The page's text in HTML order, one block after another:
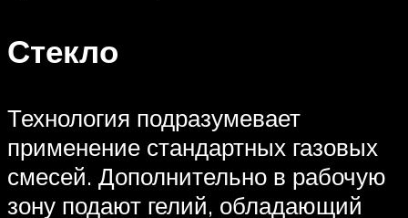
Стекло
Технология подразумевает
применение стандартных газовых
смесей. Дополнительно в рабочую
зону подают гелий, обладающий